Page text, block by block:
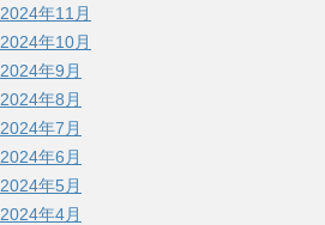
2024年11月
2024年10月
2024年9月
2024年8月
2024年7月
2024年6月
2024年5月
2024年4月